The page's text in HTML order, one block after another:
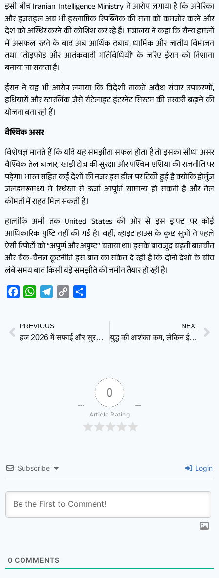
इसी बीच Iranian Intelligence Ministry ने आरोप लगाया है कि अमेरिका
और इज़राइल अब भी इस्लामिक रिपब्लिक की सत्ता को कमजोर करने और
देश को अस्थिर करने की कोशिश कर रहे हैं। मंत्रालय ने कहा कि सैन्य हमलों
में असफल रहने के बाद अब आर्थिक दबाव, धार्मिक और जातीय विभाजन
तथा “तोड़फोड़ और आतंकवादी गतिविधियों” के जरिए ईरान को निशाना
बनाया जा सकता है।
ईरान ने यह भी आरोप लगाया कि विदेशी ताकतें अवैध संचार उपकरणों,
हथियारों और स्टारलिंक जैसे सैटेलाइट इंटरनेट सिस्टम की तस्करी बढ़ाने की
योजना बना रही हैं।
वैश्विक असर
विशेषज्ञ मानते हैं कि यदि यह समझौता सफल होता है तो इसका सीधा असर
वैश्विक तेल बाजार, खाड़ी क्षेत्र की सुरक्षा और पश्चिम एशिया की राजनीति पर
पड़ेगा। भारत सहित कई देशों की नजर इस डील पर टिकी हुई है क्योंकि होर्मुज
जलडमरूमध्य में स्थिरता से ऊर्जा आपूर्ति सामान्य हो सकती है और तेल
कीमतों में राहत मिल सकती है।
हालांकि अभी तक United States की ओर से इस ड्राफ्ट पर कोई
आधिकारिक पुष्टि नहीं की गई है। वहीं, व्हाइट हाउस के कुछ सूत्रों ने पहले
ऐसी रिपोर्टों को “अपूर्ण और अपुष्ट” बताया था। इसके बावजूद बढ़ती बातचीत
और बैक-चैनल कूटनीति इस बात का संकेत दे रही है कि दोनों देशों के बीच
लंबे समय बाद किसी बड़े समझौते की जमीन तैयार हो रही है।
FacebookWhatsAppTelegram
Copy
PREVIOUS
हज 2026 में सफाई और सुरक्षा पर सऊदी अरब का बड़ा फोकस! मक्का-मिना में 24 घंटे सक्रिय हैं डिजिटल और फील्ड टीमें
NEXT
युद्ध की आशंका कम, लेकिन ईरान की बड़ी चेतावनी: हमले हुए तो दुश्मनों की कब्रगाह बनेगा पूरा तटीय इलाका
0
Article Rating
Subscribe Login
0 COMMENTS